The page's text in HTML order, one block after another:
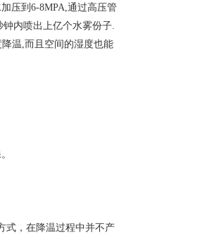
压到6-8MPA,通过高压管
内喷出上亿个水雾份子.
温,而且空间的湿度也能
式，在降温过程中并不产